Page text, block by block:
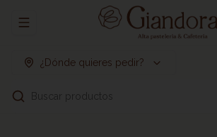
Abrir menu de navegación
¿Dónde quieres pedir?
Buscar productos